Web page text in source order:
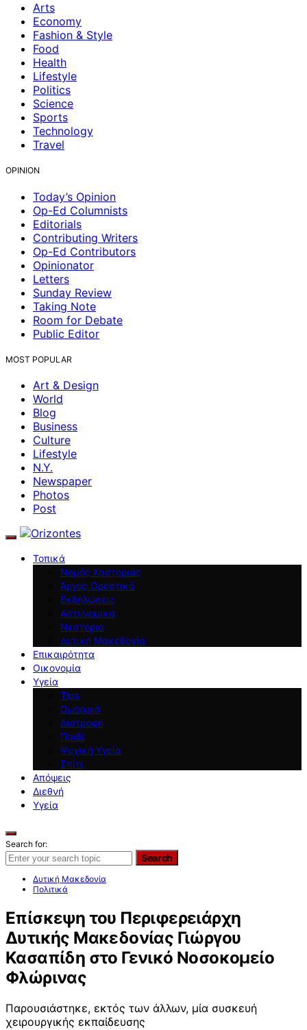
Arts
Economy
Fashion & Style
Food
Health
Lifestyle
Politics
Science
Sports
Technology
Travel
OPINION
Today’s Opinion
Op-Ed Columnists
Editorials
Contributing Writers
Op-Ed Contributors
Opinionator
Letters
Sunday Review
Taking Note
Room for Debate
Public Editor
MOST POPULAR
Art & Design
World
Blog
Business
Culture
Lifestyle
N.Y.
Newspaper
Photos
Post
Τοπικά
Νομός Καστοριάς
Άργος Ορεστικό
Εκδηλώσεις
Αστυνομικά
Νεστόριο
Δυτική Μακεδονία
Επικαιρότητα
Οικονομία
Υγεία
Tips
Ομορφιά
Διατροφή
Παιδί
Ψυχική Υγεία
Σπίτι
Απόψεις
Διεθνή
Υγεία
Search for:
Search
Δυτική Μακεδονία
Πολιτικά
Επίσκεψη του Περιφερειάρχη
Δυτικής Μακεδονίας Γιώργου
Κασαπίδη στο Γενικό Νοσοκομείο
Φλώρινας
Παρουσιάστηκε, εκτός των άλλων, μία συσκευή
χειρουργικής εκπαίδευσης